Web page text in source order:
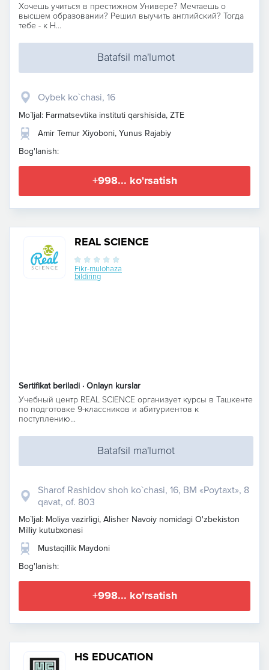
Хочешь учиться в престижном Универе? Мечтаешь о
высшем образовании? Решил выучить английский? Тогда
тебе - к Н...
Batafsil ma'lumot
Oybek ko`chasi, 16
Mo`ljal: Farmatsevtika instituti qarshisida, ZTE
Amir Temur Xiyoboni, Yunus Rajabiy
Bog'lanish:
+998... ko'rsatish
REAL SCIENCE
Fikr-mulohaza
bildiring
Sertifikat beriladi · Onlayn kurslar
Учебный центр REAL SCIENCE организует курсы в Ташкенте
по подготовке 9-классников и абитуриентов к
поступлению...
Batafsil ma'lumot
Sharof Rashidov shoh ko`chasi, 16, BM «Poytaxt», 8
qavat, of. 803
Mo`ljal: Moliya vazirligi, Alisher Navoiy nomidagi O'zbekiston
Milliy kutubxonasi
Mustaqillik Maydoni
Bog'lanish:
+998... ko'rsatish
HS EDUCATION